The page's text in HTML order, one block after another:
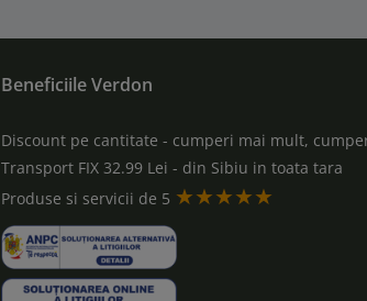
Beneficiile Verdon
Discount pe cantitate - cumperi mai mult,
Transport FIX 32.99 Lei - din Sibiu in toata tara
Produse si servicii de 5 ★★★★★